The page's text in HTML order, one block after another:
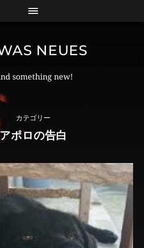
NEUES
something new!
カテゴリー
アポロの告白